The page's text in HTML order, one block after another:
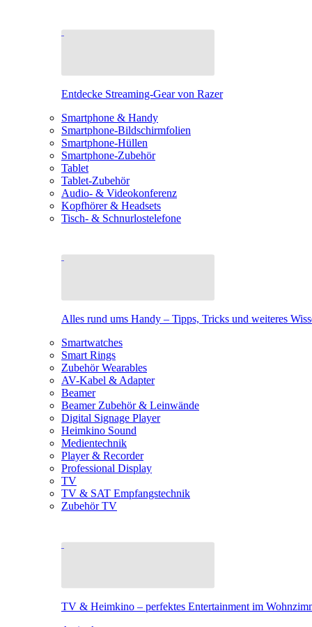
Entdecke Streaming-Gear von Razer
Smartphone & Handy
Smartphone-Bildschirmfolien
Smartphone-Hüllen
Smartphone-Zubehör
Tablet
Tablet-Zubehör
Audio- & Videokonferenz
Kopfhörer & Headsets
Tisch- & Schnurlostelefone
Alles rund ums Handy – Tipps, Tricks und weiteres
Smartwatches
Smart Rings
Zubehör Wearables
AV-Kabel & Adapter
Beamer
Beamer Zubehör & Leinwände
Digital Signage Player
Heimkino Sound
Medientechnik
Player & Recorder
Professional Display
TV
TV & SAT Empfangstechnik
Zubehör TV
TV & Heimkino – perfektes Entertainment im